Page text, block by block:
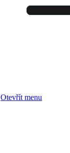
Otevřít menu